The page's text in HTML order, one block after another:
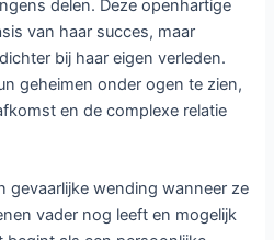
delen. Deze openhartige
van haar succes, maar
bij haar eigen verleden.
geheimen onder ogen te zien,
en de complexe relatie
gevaarlijke wending wanneer ze
vader nog leeft en mogelijk